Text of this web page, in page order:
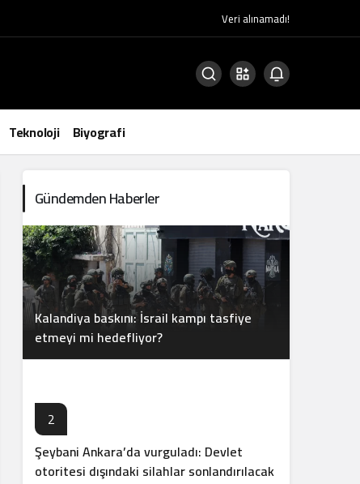
Veri alınamadı!
Teknoloji Biyografi
Gündemden Haberler
Kalandiya baskını: İsrail kampı tasfiye
etmeyi mi hedefliyor?
2
Şeybani Ankara’da vurguladı: Devlet
otoritesi dışındaki silahlar sonlandırılacak
3